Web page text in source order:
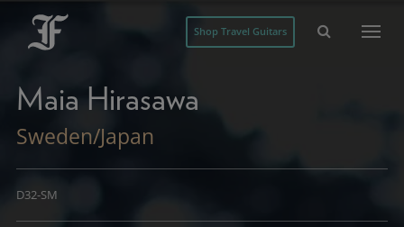
Shop Travel Guitars
Maia Hirasawa
Sweden/Japan
D32-SM